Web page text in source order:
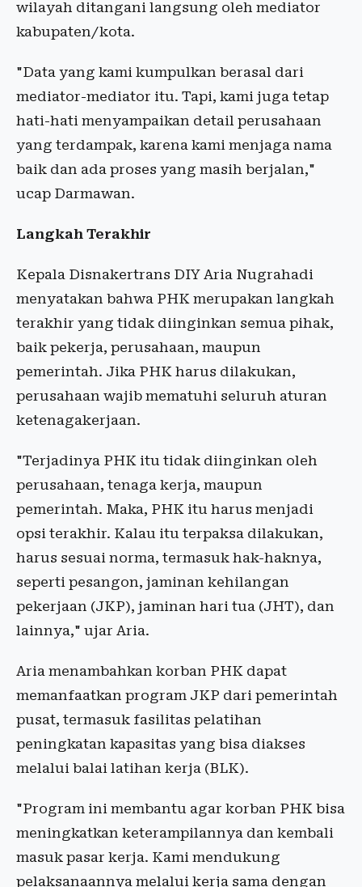
wilayah ditangani langsung oleh mediator
kabupaten/kota.
"Data yang kami kumpulkan berasal dari
mediator-mediator itu. Tapi, kami juga tetap
hati-hati menyampaikan detail perusahaan
yang terdampak, karena kami menjaga nama
baik dan ada proses yang masih berjalan,"
ucap Darmawan.
Langkah Terakhir
Kepala Disnakertrans DIY Aria Nugrahadi
menyatakan bahwa PHK merupakan langkah
terakhir yang tidak diinginkan semua pihak,
baik pekerja, perusahaan, maupun
pemerintah. Jika PHK harus dilakukan,
perusahaan wajib mematuhi seluruh aturan
ketenagakerjaan.
"Terjadinya PHK itu tidak diinginkan oleh
perusahaan, tenaga kerja, maupun
pemerintah. Maka, PHK itu harus menjadi
opsi terakhir. Kalau itu terpaksa dilakukan,
harus sesuai norma, termasuk hak-haknya,
seperti pesangon, jaminan kehilangan
pekerjaan (JKP), jaminan hari tua (JHT), dan
lainnya," ujar Aria.
Aria menambahkan korban PHK dapat
memanfaatkan program JKP dari pemerintah
pusat, termasuk fasilitas pelatihan
peningkatan kapasitas yang bisa diakses
melalui balai latihan kerja (BLK).
"Program ini membantu agar korban PHK bisa
meningkatkan keterampilannya dan kembali
masuk pasar kerja. Kami mendukung
pelaksanaannya melalui kerja sama dengan